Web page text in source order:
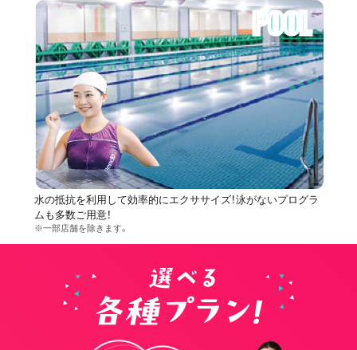
POOL
水の抵抗を利用して効率的にエクササイズ！泳がないプログラ
ムも多数ご用意！
※一部店舗を除きます。